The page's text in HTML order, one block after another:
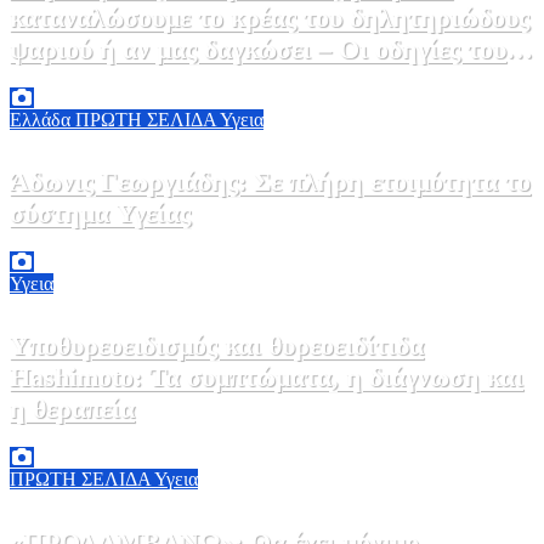
καταναλώσουμε το κρέας του δηλητηριώδους
ψαριού ή αν μας δαγκώσει – Οι οδηγίες του
ΕΟΔΥ
Ελλάδα ΠΡΩΤΗ ΣΕΛΙΔΑ Υγεια
Άδωνις Γεωργιάδης: Σε πλήρη ετοιμότητα το
σύστημα Υγείας
Υγεια
Υποθυρεοειδισμός και θυρεοειδίτιδα
Hashimoto: Τα συμπτώματα, η διάγνωση και
η θεραπεία
ΠΡΩΤΗ ΣΕΛΙΔΑΥγεια